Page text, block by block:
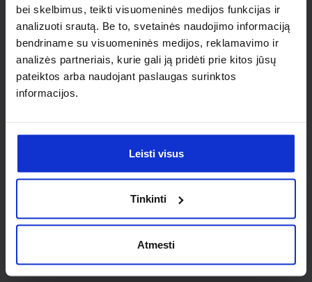
bei skelbimus, teikti visuomeninės medijos funkcijas ir
analizuoti srautą. Be to, svetainės naudojimo informaciją
bendriname su visuomeninės medijos, reklamavimo ir
analizės partneriais, kurie gali ją pridėti prie kitos jūsų
pateiktos arba naudojant paslaugas surinktos
informacijos.
Leisti visus
Tinkinti
Atmesti
Susisiek su mumis dėl
nestandartinio produkto aptarimo.
Susisiekti